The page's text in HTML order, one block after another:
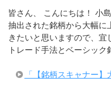
皆さん、 こんにちは！ 小
抽出された銘柄から大幅に
きたいと思いますので、
トレード手法とベーシック
「【銘柄スキャナー